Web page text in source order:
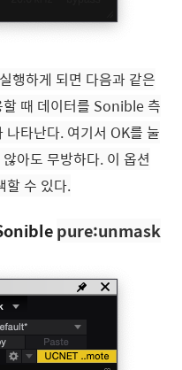
행하게 되면 다음과 같은
때 데이터를 Sonible 측
타난다. 여기서 OK를 눌
아도 무방하다. 이 옵션
할 수 있다.
pure:unmask